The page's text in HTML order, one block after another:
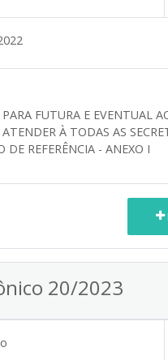
PARA FUTURA E EVENTUAL
ATENDER À TODAS AS
DE REFERÊNCIA - ANEXO I
20/2023